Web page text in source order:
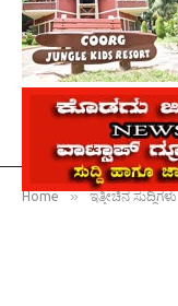
Home » ಇತ್ತೀಚಿನ ಸುದ್ದಿಗಳು